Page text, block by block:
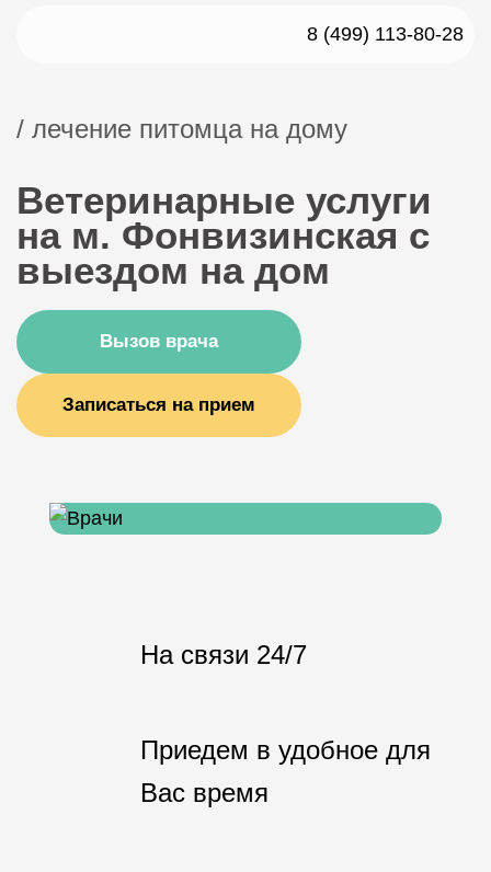
8 (499) 113-80-28
/ лечение питомца на дому
Ветеринарные услуги
на м. Фонвизинская с
выездом на дом
Вызов врача
Записаться на прием
На связи 24/7
Приедем в удобное для
Вас время